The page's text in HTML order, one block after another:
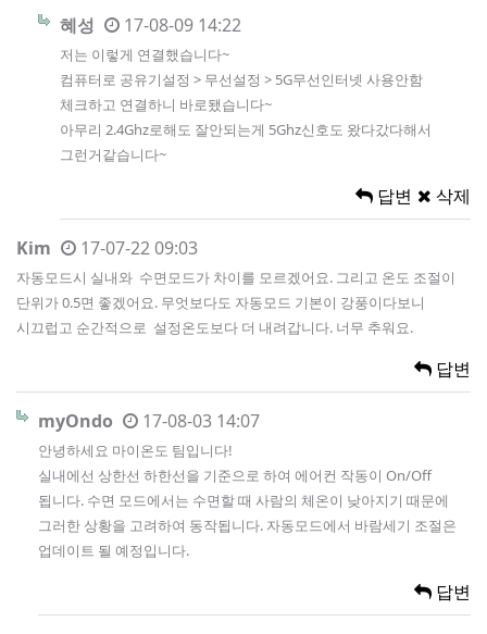
혜성 17-08-09 14:22
저는 이렇게 연결했습니다~
컴퓨터로 공유기설정 > 무선설정 > 5G무선인터넷 사용안함
체크하고 연결하니 바로됐습니다~
아무리 2.4Ghz로해도 잘안되는게 5Ghz신호도 왔다갔다해서
그런거같습니다~
답변 삭제
Kim 17-07-22 09:03
자동모드시 실내와 수면모드가 차이를 모르겠어요. 그리고 온도 조절이
단위가 0.5면 좋겠어요. 무엇보다도 자동모드 기본이 강풍이다보니
시끄럽고 순간적으로 설정온도보다 더 내려갑니다. 너무 추워요.
답변
myOndo 17-08-03 14:07
안녕하세요 마이온도 팀입니다!
실내에선 상한선 하한선을 기준으로 하여 에어컨 작동이 On/Off
됩니다. 수면 모드에서는 수면할 때 사람의 체온이 낮아지기 때문에
그러한 상황을 고려하여 동작됩니다. 자동모드에서 바람세기 조절은
업데이트 될 예정입니다.
답변